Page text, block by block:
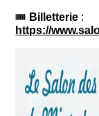
🎟 Billetterie :
https://